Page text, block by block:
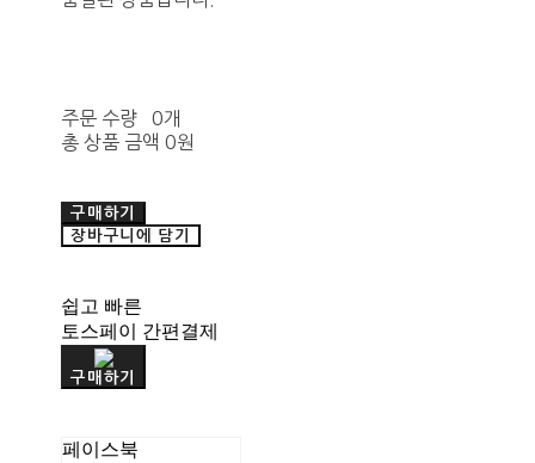
주문 수량
0개
총 상품 금액 0원
구매하기
장바구니에 담기
쉽고 빠른
토스페이 간편결제
구매하기
페이스북